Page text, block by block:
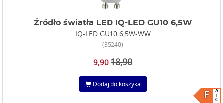
F
A
G
Źródło światła LED IQ-LED GU10 6,5W
IQ-LED GU10 6,5W-WW
(35240)
9,90 18,90
Dodaj do koszyka